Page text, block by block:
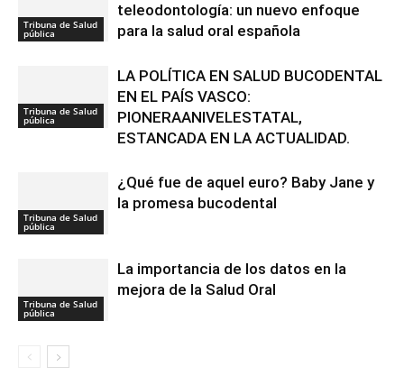
Tribuna de Salud
pública
teleodontología: un nuevo enfoque
para la salud oral española
Tribuna de Salud
pública
LA POLÍTICA EN SALUD BUCODENTAL
EN EL PAÍS VASCO:
PIONERAANIVELESTATAL,
ESTANCADA EN LA ACTUALIDAD.
Tribuna de Salud
pública
¿Qué fue de aquel euro? Baby Jane y
la promesa bucodental
Tribuna de Salud
pública
La importancia de los datos en la
mejora de la Salud Oral